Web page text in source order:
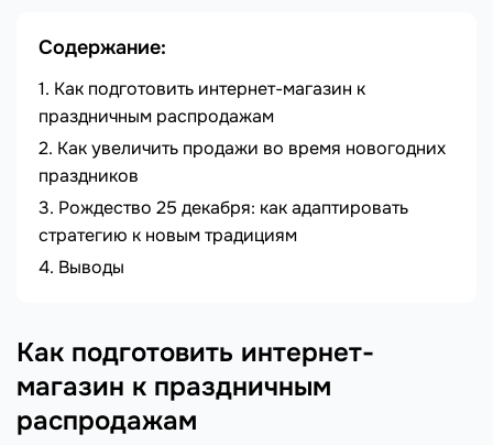
Содержание:
Как подготовить интернет-магазин к
праздничным распродажам
Как увеличить продажи во время новогодних
праздников
Рождество 25 декабря: как адаптировать
стратегию к новым традициям
Выводы
Как подготовить интернет-
магазин к праздничным
распродажам